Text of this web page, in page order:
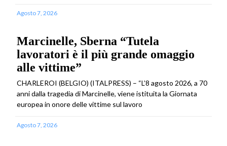
Agosto 7, 2026
Marcinelle, Sberna “Tutela
lavoratori è il più grande omaggio
alle vittime”
CHARLEROI (BELGIO) (ITALPRESS) – “L’8 agosto 2026, a 70
anni dalla tragedia di Marcinelle, viene istituita la Giornata
europea in onore delle vittime sul lavoro
Agosto 7, 2026